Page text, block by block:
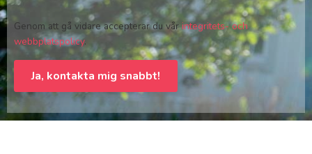
Genom att gå vidare accepterar du vårintegritets- och
webbplatspolicy.
Ja, kontakta mig snabbt!